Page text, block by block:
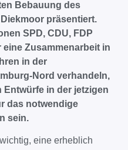
Bebauung des
präsentiert.
SPD, CDU, FDP
Zusammenarbeit in
in der
Nord verhandeln,
in der jetzigen
das notwendige
sein.
eine erheblich